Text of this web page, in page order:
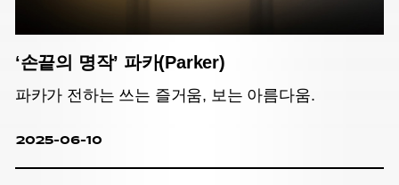
‘손끝의 명작’ 파카(Parker)
파카가 전하는 쓰는 즐거움, 보는 아름다움.
2025-06-10